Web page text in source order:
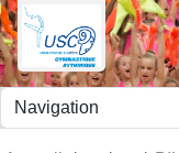
Panneau de gestion